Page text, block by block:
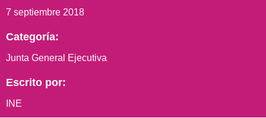
7 septiembre 2018
Categoría:
Junta General Ejecutiva
Escrito por:
INE